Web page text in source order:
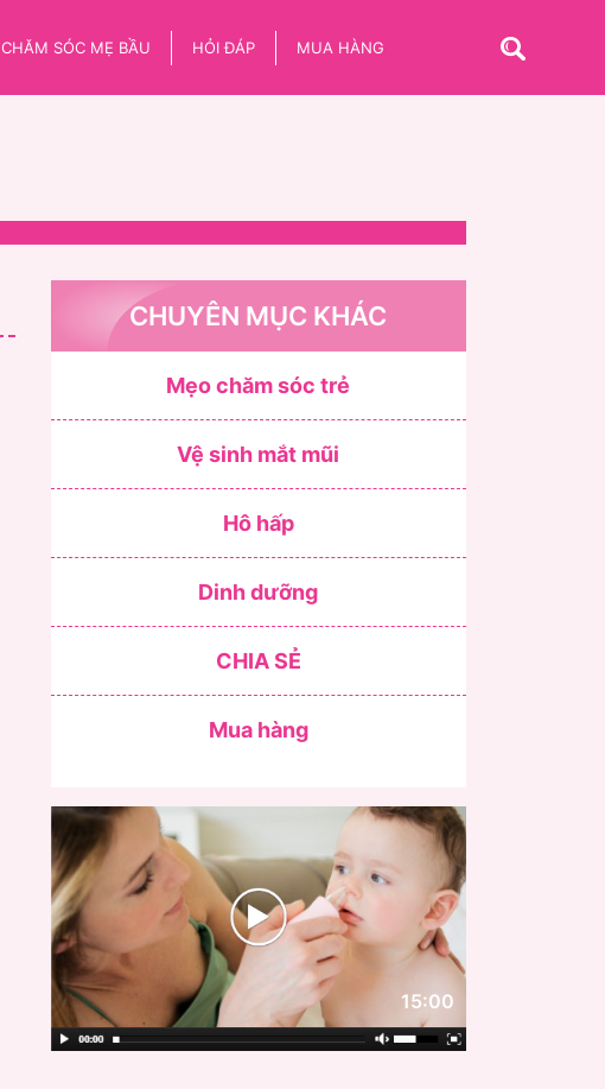
CHĂM SÓC MẸ BẦU HỎI ĐÁP MUA HÀNG
CHUYÊN MỤC KHÁC
Mẹo chăm sóc trẻ
Vệ sinh mắt mũi
Hô hấp
Dinh dưỡng
CHIA SẺ
Mua hàng
15:00